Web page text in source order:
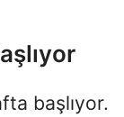
başlıyor.